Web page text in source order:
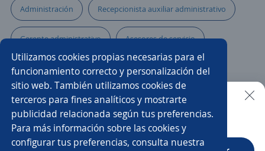
Utilizamos cookies propias necesarias para el
funcionamiento correcto y personalización del
sitio web. También utilizamos cookies de
terceros para fines analíticos y mostrarte
publicidad relacionada según tus preferencias.
Para más información sobre las cookies y
configurar tus preferencias, consulta nuestra
Administración Recepcionista auxiliar administrativo
Gerente administrativo Asesores de servicio
Gerente de finanzas Contable y administrativo
Auxiliar de créditos Asesor/a comercial freelance
Pasante Tesorero/a Asistente/a administrativo
Buscar es más fácil en la app